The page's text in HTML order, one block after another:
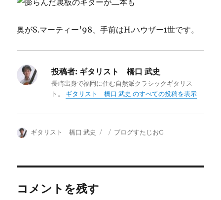
奥がS.マーティー’98、手前はH.ハウザー1世です。
投稿者: ギタリスト 橋口 武史
長崎出身で福岡に住む自然派クラシックギタリス
ト。 ギタリスト 橋口 武史 のすべての投稿を表示
投
ギタリスト 橋口 武史
投 カ
ブログすたじおG
コメントを残す